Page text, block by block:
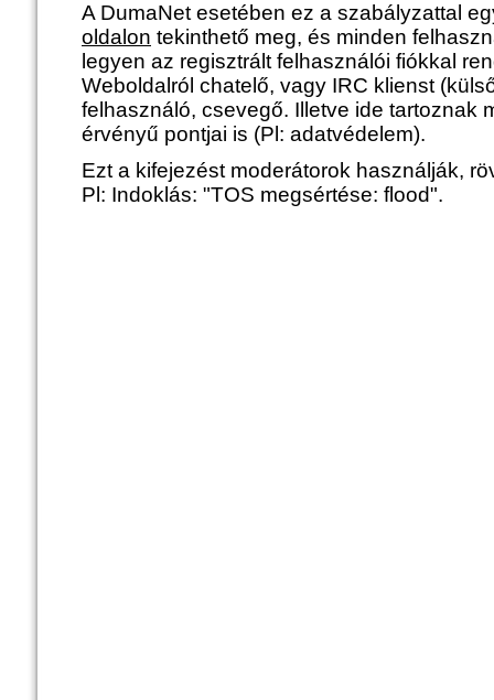
A DumaNet esetében ez a szabályzattal
oldalon tekinthető meg, és minden
legyen az regisztrált felhasználói fiókkal
Weboldalról chatelő, vagy IRC klienst
felhasználó, csevegő. Illetve ide tartoznak
érvényű pontjai is (Pl: adatvédelem).
Ezt a kifejezést moderátorok használják,
Pl: Indoklás: "TOS megsértése: flood".